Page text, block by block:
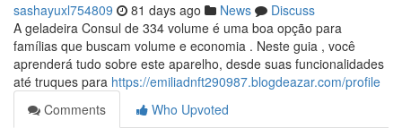
sashayuxl754809 81 days ago News
Discuss
A geladeira Consul de 334 volume é uma boa opção para
famílias que buscam volume e economia . Neste guia , você
aprenderá tudo sobre este aparelho, desde suas funcionalidades
até truques para https://emiliadnft290987.blogdeazar.com/profile
Comments
Who Upvoted